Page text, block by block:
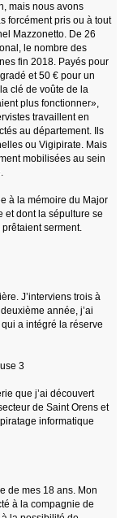
mais nous avons
forcément pris ou à tout
Mazzonetto. De 26
le nombre des
fin 2018. Payés pour
et 50 € pour un
clé de voûte de la
plus fonctionner»,
travaillent en
au département. Ils
ou Vigipirate. Mais
mobilisées au sein
à la mémoire du Major
et dont la sépulture se
serment.
J’interviens trois à
année, j’ai
a intégré la réserve
3
que j’ai découvert
de Saint Orens et
informatique
de mes 18 ans. Mon
à la compagnie de